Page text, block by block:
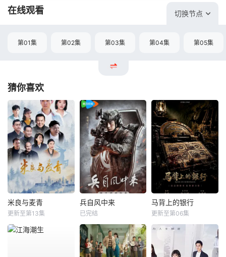
在线观看 切换节点
第01集 第02集 第03集 第04集 第05集
猜你喜欢
米良与麦青
更新至第13集
兵自风中来
已完结
马背上的银行
更新至第06集